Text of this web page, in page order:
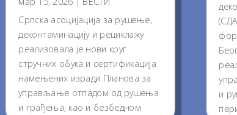
Српска асоцијација за рушење,
деконтаминацију и рециклажу
реализовала је нови круг
стручних обука и сертификација
намењених изради Планова за
управљање отпадом од рушења
и грађења, као и безбедном
и